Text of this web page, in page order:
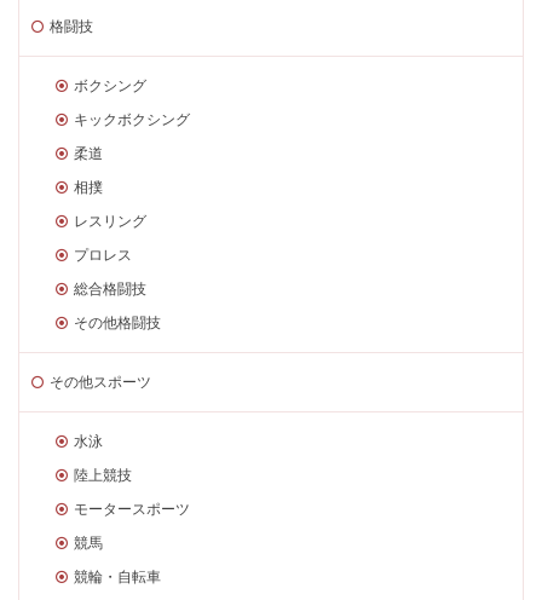
格闘技
ボクシング
キックボクシング
柔道
相撲
レスリング
プロレス
総合格闘技
その他格闘技
その他スポーツ
水泳
陸上競技
モータースポーツ
競馬
競輪・自転車